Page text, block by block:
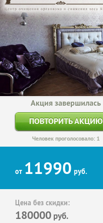
Акция завершилась
ПОВТОРИТЬ АКЦИЮ
Человек проголосовало: 1
от 11990 руб.
Цена без скидки:
180000 руб.